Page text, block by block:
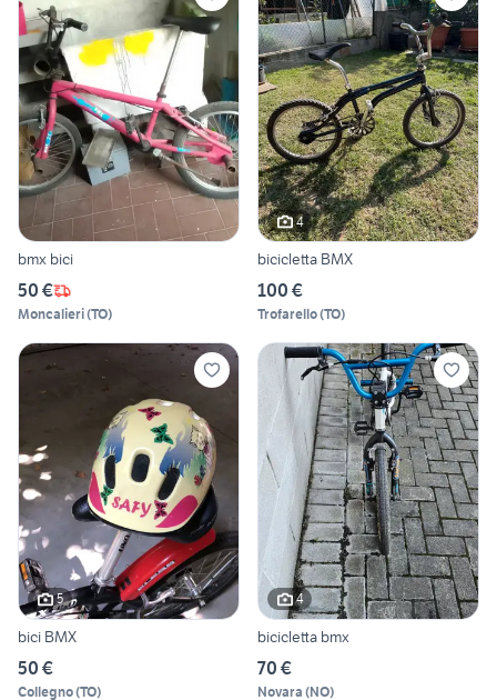
bmx bici
50 €
Moncalieri(TO)
4
bicicletta BMX
100 €
Trofarello(TO)
5
bici BMX
50 €
Collegno(TO)
4
bicicletta bmx
70 €
Novara (NO)